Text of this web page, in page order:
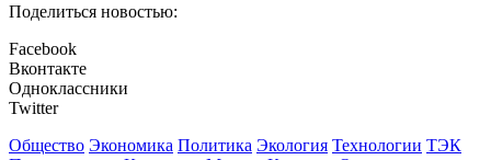
Поделиться новостью:
Facebook
Вконтакте
Одноклассники
Twitter
Общество Экономика Политика Экология Технологии ТЭК